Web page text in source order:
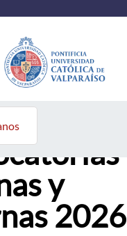
y
2026